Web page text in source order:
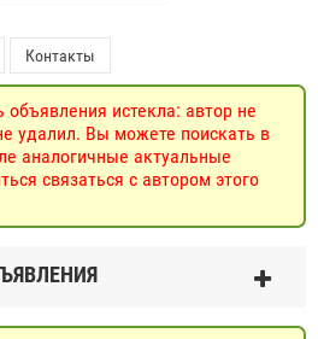
Контакты
объявления истекла: автор не
удалил. Вы можете поискать в
аналогичные актуальные
связаться с автором этого